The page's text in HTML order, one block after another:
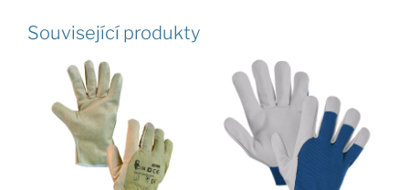
Související produkty